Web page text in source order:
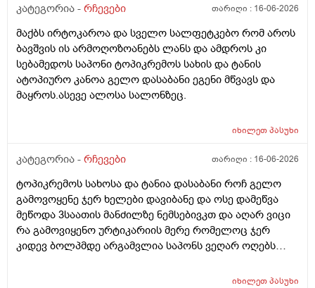
კატეგორია - რჩევები თარიღი : 16-06-2026
მაქბს ირტოკაროა და სველო სალფეტკებო რომ აროს
ბავშვის ის არმოღოზოანებს ლანს და ამდროს კი
სებამედოს საპონი ტოპიკრემოს სახის და ტანის
ატოპიურო კანოა გელო დასაბანი ეგენი მწვავს და
მაყროს.ასევე ალოსა სალონზეც.
იხილეთპასუხი
კატეგორია - რჩევები თარიღი : 16-06-2026
ტოპიკრემოს სახოსა და ტანია დასაბანი როჩ გელო
გამოვოყენე ჯერ ხელები დავიბანე და ოსე დამეწვა
მეწოდა 3საათის მანძილზე ნემსებივკთ და აღარ ვიცი
რა გამოვიყენო ურტიკარიის მერე რომელოც ჯერ
კიდევ ბოლპმდე არგამვლია საპონს ვეღარ ოღებს
წავიდა არვოცი რავიყიდო როთ დავიბანო.დავიღალე
იხილეთპასუხი